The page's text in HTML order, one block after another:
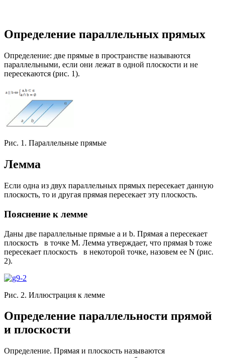
Определение параллельных прямых
Определение: две прямые в пространстве называются
параллельными, если они лежат в одной плоскости и не
пересекаются (рис. 1).
Рис. 1. Параллельные прямые
Лемма
Если одна из двух параллельных прямых пересекает данную
плоскость, то и другая прямая пересекает эту плоскость.
Пояснение к лемме
Даны две параллельные прямые а и b. Прямая а пересекает
плоскость в точке М. Лемма утверждает, что прямая b тоже
пересекает плоскость в некоторой точке, назовем ее N (рис.
2).
Рис. 2. Иллюстрация к лемме
Определение параллельности прямой
и плоскости
Определение. Прямая и плоскость называются